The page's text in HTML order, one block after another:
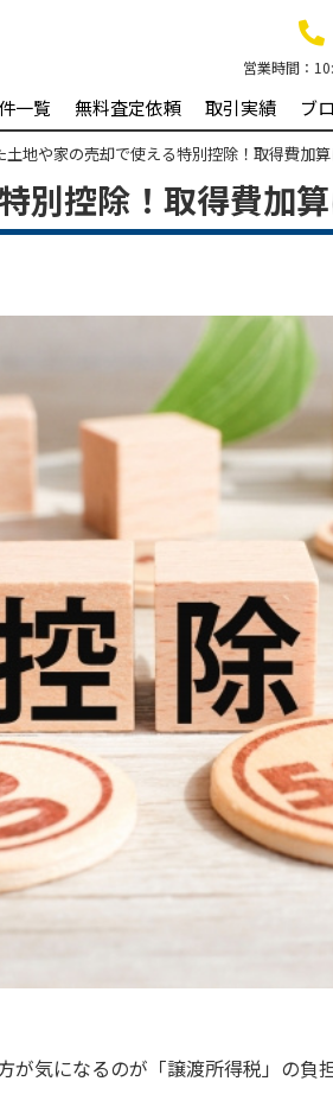
営業時間：
一覧 無料査定依頼 取引実績 ブ
土地や家の売却で使える特別控除！取得費加
別控除！取得費加
気になるのが「譲渡所得税」の負担